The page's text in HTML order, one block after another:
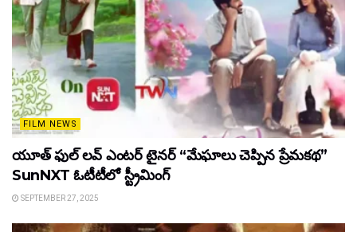
FILM NEWS
యూత్ ఫుల్ లవ్ ఎంటర్ టైనర్ “మేఘాలు చెప్పిన ప్రేమకథ”
SunNXT ఓటీటీలో స్ట్రీమింగ్
SEPTEMBER 27, 2025